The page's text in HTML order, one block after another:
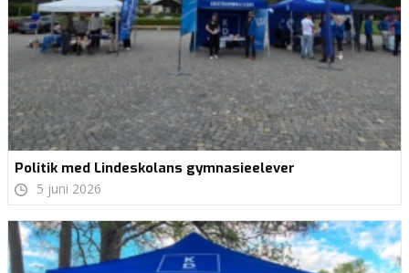
Politik med Lindeskolans gymnasieelever
5 juni 2026